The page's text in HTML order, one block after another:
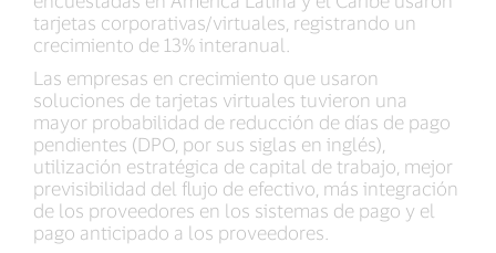
tarjetas corporativas/virtuales, registrando un
crecimiento de 13% interanual.
Las empresas en crecimiento que usaron
soluciones de tarjetas virtuales tuvieron una
mayor probabilidad de reducción de días de pago
pendientes (DPO, por sus siglas en inglés),
utilización estratégica de capital de trabajo, mejor
previsibilidad del flujo de efectivo, más integración
de los proveedores en los sistemas de pago y el
pago anticipado a los proveedores.